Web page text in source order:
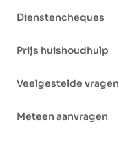
Dienstencheques
Prijs huishoudhulp
Veelgestelde vragen
Meteen aanvragen